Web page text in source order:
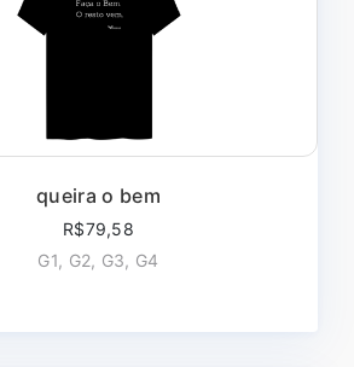
queira o bem
R$79,58
G1, G2, G3, G4